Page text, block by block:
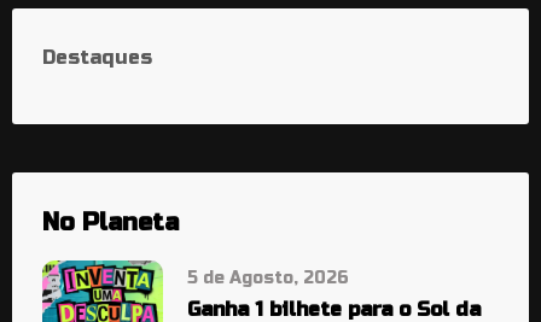
Destaques
No Planeta
5 de Agosto, 2026
Ganha 1 bilhete para o Sol da